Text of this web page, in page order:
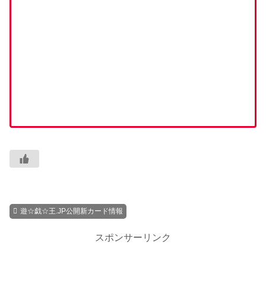
遊☆戯☆王.JP公開新カード情報
スポンサーリンク